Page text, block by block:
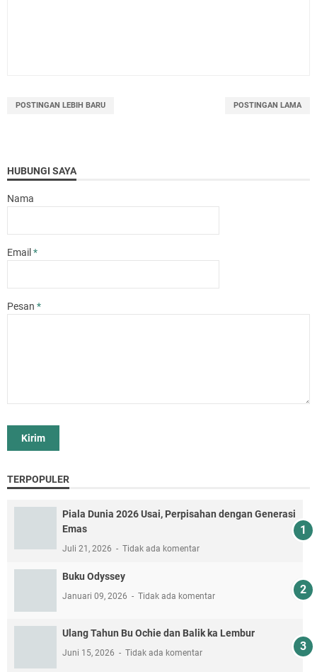
POSTINGAN LEBIH BARU POSTINGAN LAMA
HUBUNGI SAYA
Nama
Email *
Pesan *
TERPOPULER
Piala Dunia 2026 Usai, Perpisahan dengan Generasi
Emas
Juli 21, 2026 Tidak ada komentar
Buku Odyssey
Januari 09, 2026 Tidak ada komentar
Ulang Tahun Bu Ochie dan Balik ka Lembur
Juni 15, 2026 Tidak ada komentar